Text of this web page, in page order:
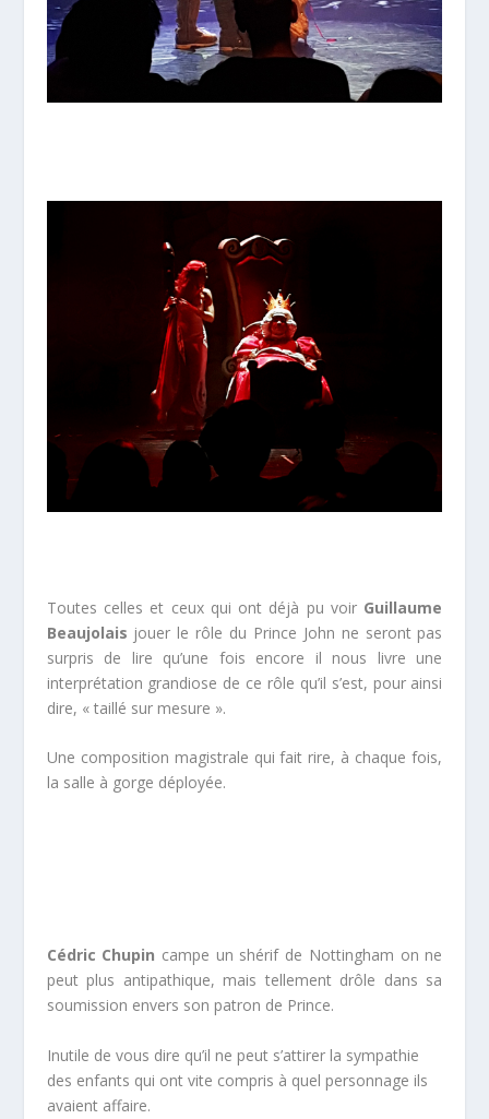
Toutes celles et ceux qui ont déjà pu voir Guillaume
Beaujolais jouer le rôle du Prince John ne seront pas
surpris de lire qu’une fois encore il nous livre une
interprétation grandiose de ce rôle qu’il s’est, pour ainsi
dire, « taillé sur mesure ».
Une composition magistrale qui fait rire, à chaque fois,
la salle à gorge déployée.
Cédric Chupin campe un shérif de Nottingham on ne
peut plus antipathique, mais tellement drôle dans sa
soumission envers son patron de Prince.
Inutile de vous dire qu’il ne peut s’attirer la sympathie
des enfants qui ont vite compris à quel personnage ils
avaient affaire.